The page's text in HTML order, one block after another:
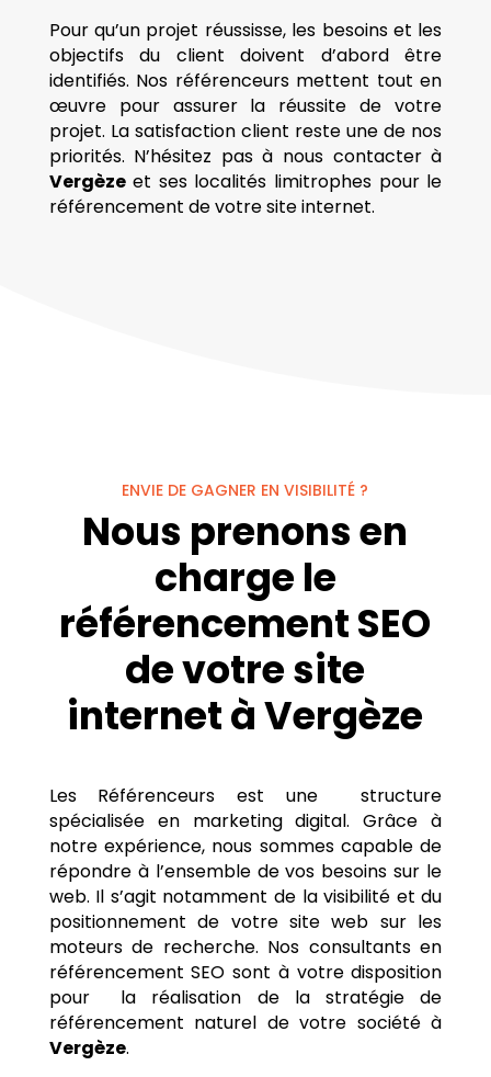
Pour qu’un projet réussisse, les besoins et les
objectifs du client doivent d’abord être
identifiés. Nos référenceurs mettent tout en
œuvre pour assurer la réussite de votre
projet. La satisfaction client reste une de nos
priorités. N’hésitez pas à nous contacter à
Vergèzeet ses localités limitrophes pour le
référencement de votre site internet.
ENVIE DE GAGNER EN VISIBILITÉ ?
Nous prenons en
charge le
référencement SEO
de votre site
internet à Vergèze
Les Référenceurs est une structure
spécialisée en marketing digital. Grâce à
notre expérience, nous sommes capable de
répondre à l’ensemble de vos besoins sur le
web. Il s’agit notamment de la visibilité et du
positionnement de votre site web sur les
moteurs de recherche. Nos consultants en
référencement SEO sont à votre disposition
pour la réalisation de la stratégie de
référencement naturel de votre société à
Vergèze.